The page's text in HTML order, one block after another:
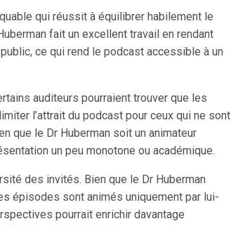
qui réussit à équilibrer habilement le
fait un excellent travail en rendant
ce qui rend le podcast accessible à un
auditeurs pourraient trouver que les
l’attrait du podcast pour ceux qui ne sont
que le Dr Huberman soit un animateur
un peu monotone ou académique.
des invités. Bien que le Dr Huberman
épisodes sont animés uniquement par lui-
pourrait enrichir davantage